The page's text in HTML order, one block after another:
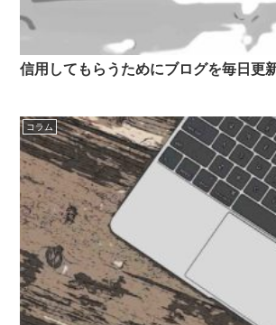
信用してもらうためにブログを毎日更
コラム